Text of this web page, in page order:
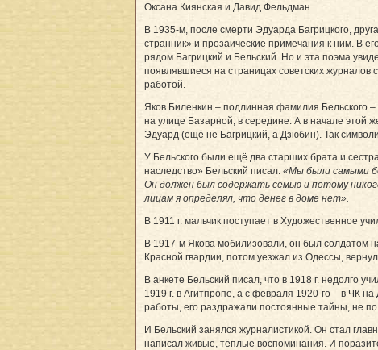
Оксана Киянская и Давид Фельдман.
В 1935-м, после смерти Эдуарда Багрицкого,
странник» и прозаические примечания к ним. В
рядом Багрицкий и Бельский. Но и эта поэма
появлявшиеся на страницах советских журналов
работой.
Яков Биленкин – подлинная фамилия Бельского
на улице Базарной, в середине. А в начале этой
Эдуард (ещё не Багрицкий, а Дзюбин). Так
У Бельского были ещё два старших брата и
наследство» Бельский писал: «Мы были самыми
Он должен был содержать семью и потому
лицам я определял, что денег в доме нет».
В 1911 г. мальчик поступает в Художественное
В 1917-м Якова мобилизовали, он был солдатом
Красной гвардии, потом уезжал из Одессы,
В анкете Бельский писал, что в 1918 г. недолго
1919 г. в Агитпропе, а с февраля 1920‑го – в ЧК
работы, его раздражали постоянные тайны, не
И Бельский занялся журналистикой. Он стал
написал живые, тёплые воспоминания. И